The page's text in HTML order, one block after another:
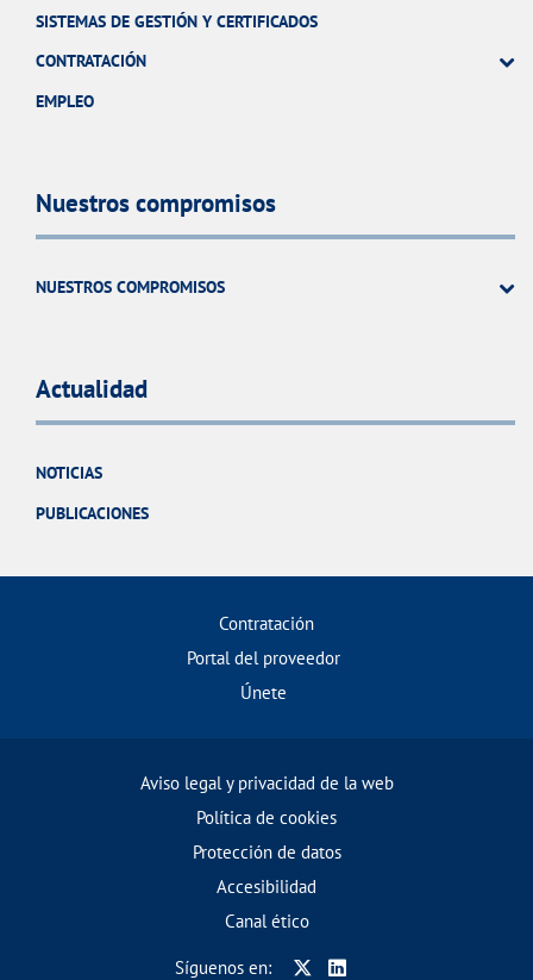
SISTEMAS DE GESTIÓN Y CERTIFICADOS
CONTRATACIÓN
EMPLEO
Nuestros compromisos
NUESTROS COMPROMISOS
Actualidad
NOTICIAS
PUBLICACIONES
Contratación
Portal del proveedor
Únete
Aviso legal y privacidad de la web
Política de cookies
Protección de datos
Accesibilidad
Canal ético
Síguenos en: